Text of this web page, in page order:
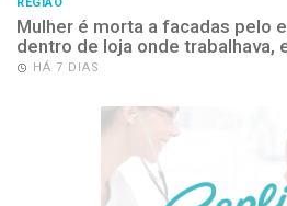
Mulher é morta a facadas pelo
dentro de loja onde trabalhava,
HÁ 7 DIAS